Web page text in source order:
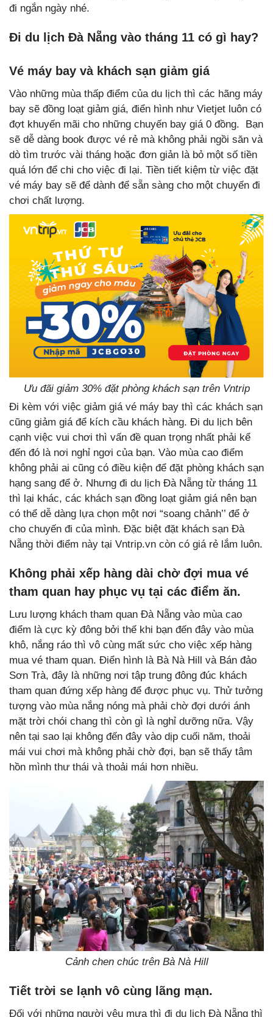
đi ngắn ngày nhé.
Đi du lịch Đà Nẵng vào tháng 11 có gì hay?
Vé máy bay và khách sạn giảm giá
Vào những mùa thấp điểm của du lịch thì các hãng máy
bay sẽ đồng loạt giảm giá, điển hình như Vietjet luôn có
đợt khuyến mãi cho những chuyến bay giá 0 đồng. Bạn
sẽ dễ dàng book được vé rẻ mà không phải ngồi săn và
dò tìm trước vài tháng hoặc đơn giản là bỏ một số tiền
quá lớn để chi cho việc đi lại. Tiền tiết kiệm từ việc đặt
vé máy bay sẽ để dành để sẵn sàng cho một chuyến đi
chơi chất lượng.
Ưu đãi giảm 30% đặt phòng khách sạn trên Vntrip
Đi kèm với việc giảm giá vé máy bay thì các khách sạn
cũng giảm giá để kích cầu khách hàng. Đi du lịch bên
cạnh việc vui chơi thì vấn đề quan trọng nhất phải kể
đến đó là nơi nghỉ ngơi của bạn. Vào mùa cao điểm
không phải ai cũng có điều kiện để đặt phòng khách sạn
hạng sang để ở. Nhưng đi du lịch Đà Nẵng từ tháng 11
thì lại khác, các khách sạn đồng loạt giảm giá nên bạn
có thể dễ dàng lựa chọn một nơi “soang chảnh’’ để ở
cho chuyến đi của mình. Đặc biệt đặt khách sạn Đà
Nẵng thời điểm này tại Vntrip.vn còn có giá rẻ lắm luôn.
Không phải xếp hàng dài chờ đợi mua vé
tham quan hay phục vụ tại các điểm ăn.
Lưu lượng khách tham quan Đà Nẵng vào mùa cao
điểm là cực kỳ đông bởi thế khi bạn đến đây vào mùa
khô, nắng ráo thì vô cùng mất sức cho việc xếp hàng
mua vé tham quan. Điển hình là Bà Nà Hill và Bán đảo
Sơn Trà, đây là những nơi tập trung đông đúc khách
tham quan đứng xếp hàng để được phục vụ. Thử tưởng
tượng vào mùa nắng nóng mà phải chờ đợi dưới ánh
mặt trời chói chang thì còn gì là nghỉ dưỡng nữa. Vậy
nên tại sao lại không đến đây vào dịp cuối năm, thoải
mái vui chơi mà không phải chờ đợi, bạn sẽ thấy tâm
hồn mình thư thái và thoải mái hơn nhiều.
Cảnh chen chúc trên Bà Nà Hill
Tiết trời se lạnh vô cùng lãng mạn.
Đối với những người yêu mưa thì đi du lịch Đà Nẵng thì